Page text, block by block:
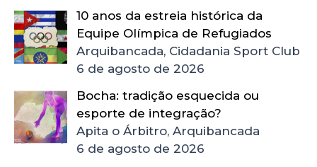
10 anos da estreia histórica da
Equipe Olímpica de Refugiados
Arquibancada, Cidadania Sport Club
6 de agosto de 2026
Bocha: tradição esquecida ou
esporte de integração?
Apita o Árbitro, Arquibancada
6 de agosto de 2026